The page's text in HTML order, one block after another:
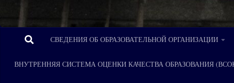
СВЕДЕНИЯ ОБ ОБРАЗОВАТЕЛЬНОЙ ОРГАНИЗАЦИИ
ВНУТРЕННЯЯ СИСТЕМА ОЦЕНКИ КАЧЕСТВА ОБРАЗОВАНИЯ